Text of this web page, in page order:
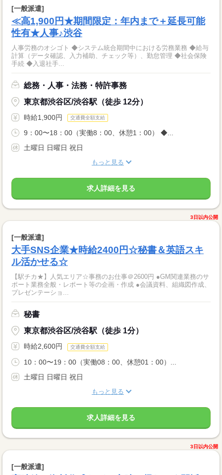
[一般派遣]
≪高1,900円★期間限定：年内まで＋延長可能
性有★人事♪渋谷
人事労務のオシゴト ◆システム統合期間中における労務業務 ◆給与
計算（データ確認、入力補助、チェック等）、勤怠管理 ◆社会保険
手続 ◆入退社手...
総務・人事・法務・特許事務
東京都渋谷区/渋谷駅（徒歩 12分）
時給1,900円 交通費全額支給
9：00〜18：00（実働8：00、休憩1：00） ◆...
土曜日 日曜日 祝日
もっと見る
求人詳細を見る
3日以内公開
[一般派遣]
大手SNS企業★時給2400円☆秘書＆英語スキ
ル活かせる☆
【駅チカ★】人気エリア☆事務のお仕事＠2600円 ●GM関連業務のサ
ポート業務全般・レポート等の企画・作成 ●会議資料、組織図作成、
プレゼンテーショ...
秘書
東京都渋谷区/渋谷駅（徒歩 1分）
時給2,600円 交通費全額支給
10：00〜19：00（実働08：00、休憩01：00）...
土曜日 日曜日 祝日
もっと見る
求人詳細を見る
3日以内公開
[一般派遣]